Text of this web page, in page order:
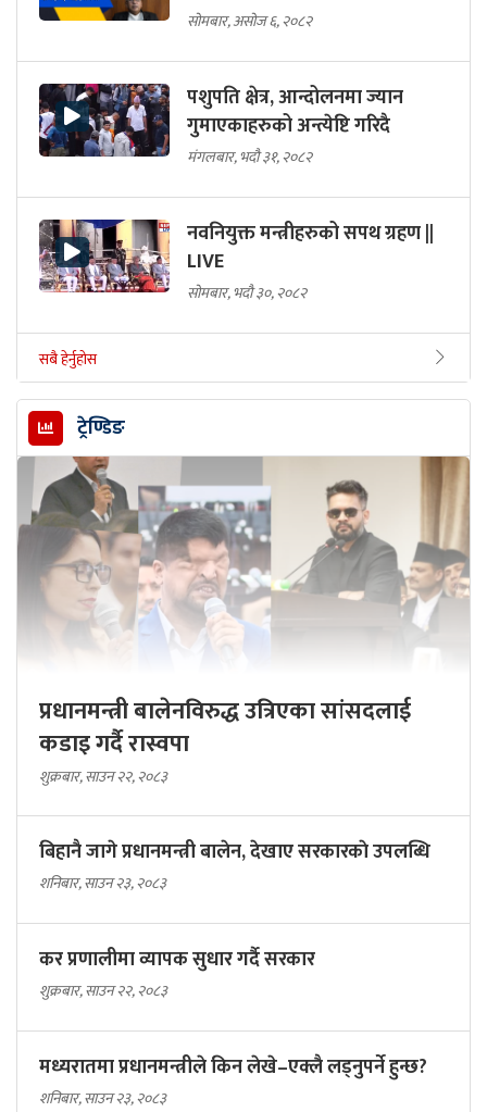
सोमबार, असोज ६, २०८२
पशुपति क्षेत्र, आन्दोलनमा ज्यान
गुमाएकाहरुको अन्त्येष्टि गरिदै
मंगलबार, भदौ ३१, २०८२
नवनियुक्त मन्त्रीहरुको सपथ ग्रहण ||
LIVE
सोमबार, भदौ ३०, २०८२
सबै हेर्नुहोस
ट्रेण्डिङ
प्रधानमन्त्री बालेनविरुद्ध उत्रिएका सांसदलाई
कडाइ गर्दै रास्वपा
शुक्रबार, साउन २२, २०८३
बिहानै जागे प्रधानमन्त्री बालेन, देखाए सरकारकाे उपलब्धि
शनिबार, साउन २३, २०८३
कर प्रणालीमा व्यापक सुधार गर्दै सरकार
शुक्रबार, साउन २२, २०८३
मध्यरातमा प्रधानमन्त्रीले किन लेखे–एक्लै लड्नुपर्ने हुन्छ?
शनिबार, साउन २३, २०८३